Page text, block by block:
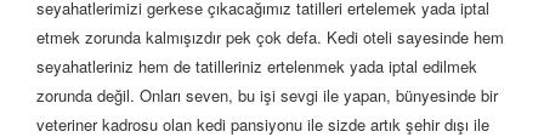
seyahatlerimizi gerkese çıkacağımız tatilleri ertelemek yada iptal
etmek zorunda kalmışızdır pek çok defa. Kedi oteli sayesinde hem
seyahatleriniz hem de tatilleriniz ertelenmek yada iptal edilmek
zorunda değil. Onları seven, bu işi sevgi ile yapan, bünyesinde bir
veteriner kadrosu olan kedi pansiyonu ile sizde artık şehir dışı ile